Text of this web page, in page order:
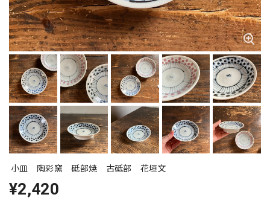
小皿 陶彩窯 砥部焼 古砥部 花垣文
¥2,420